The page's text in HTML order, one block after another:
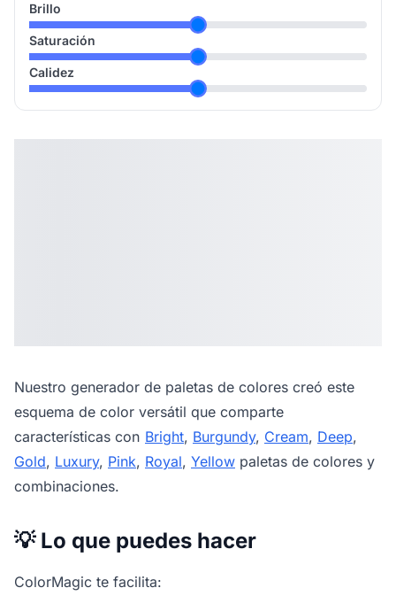
Brillo
Saturación
Calidez
Nuestro generador de paletas de colores creó este
esquema de color versátil que comparte
características con Bright, Burgundy, Cream, Deep,
Gold, Luxury, Pink, Royal, Yellow paletas de colores y
combinaciones.
💡 Lo que puedes hacer
ColorMagic te facilita: